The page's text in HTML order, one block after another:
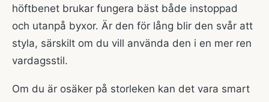
höftbenet brukar fungera bäst både instoppad
och utanpå byxor. Är den för lång blir den svår att
styla, särskilt om du vill använda den i en mer ren
vardagsstil.
Om du är osäker på storleken kan det vara smart